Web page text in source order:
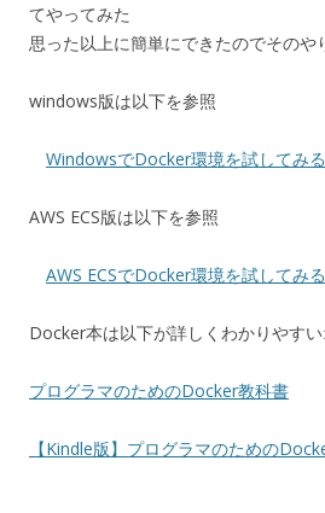
てやってみた
思った以上に簡単にできたのでそのや
windows版は以下を参照
WindowsでDocker環境を試してみる
AWS ECS版は以下を参照
AWS ECSでDocker環境を試してみる
Docker本は以下が詳しくわかりやす
プログラマのためのDocker教科書
【Kindle版】プログラマのための